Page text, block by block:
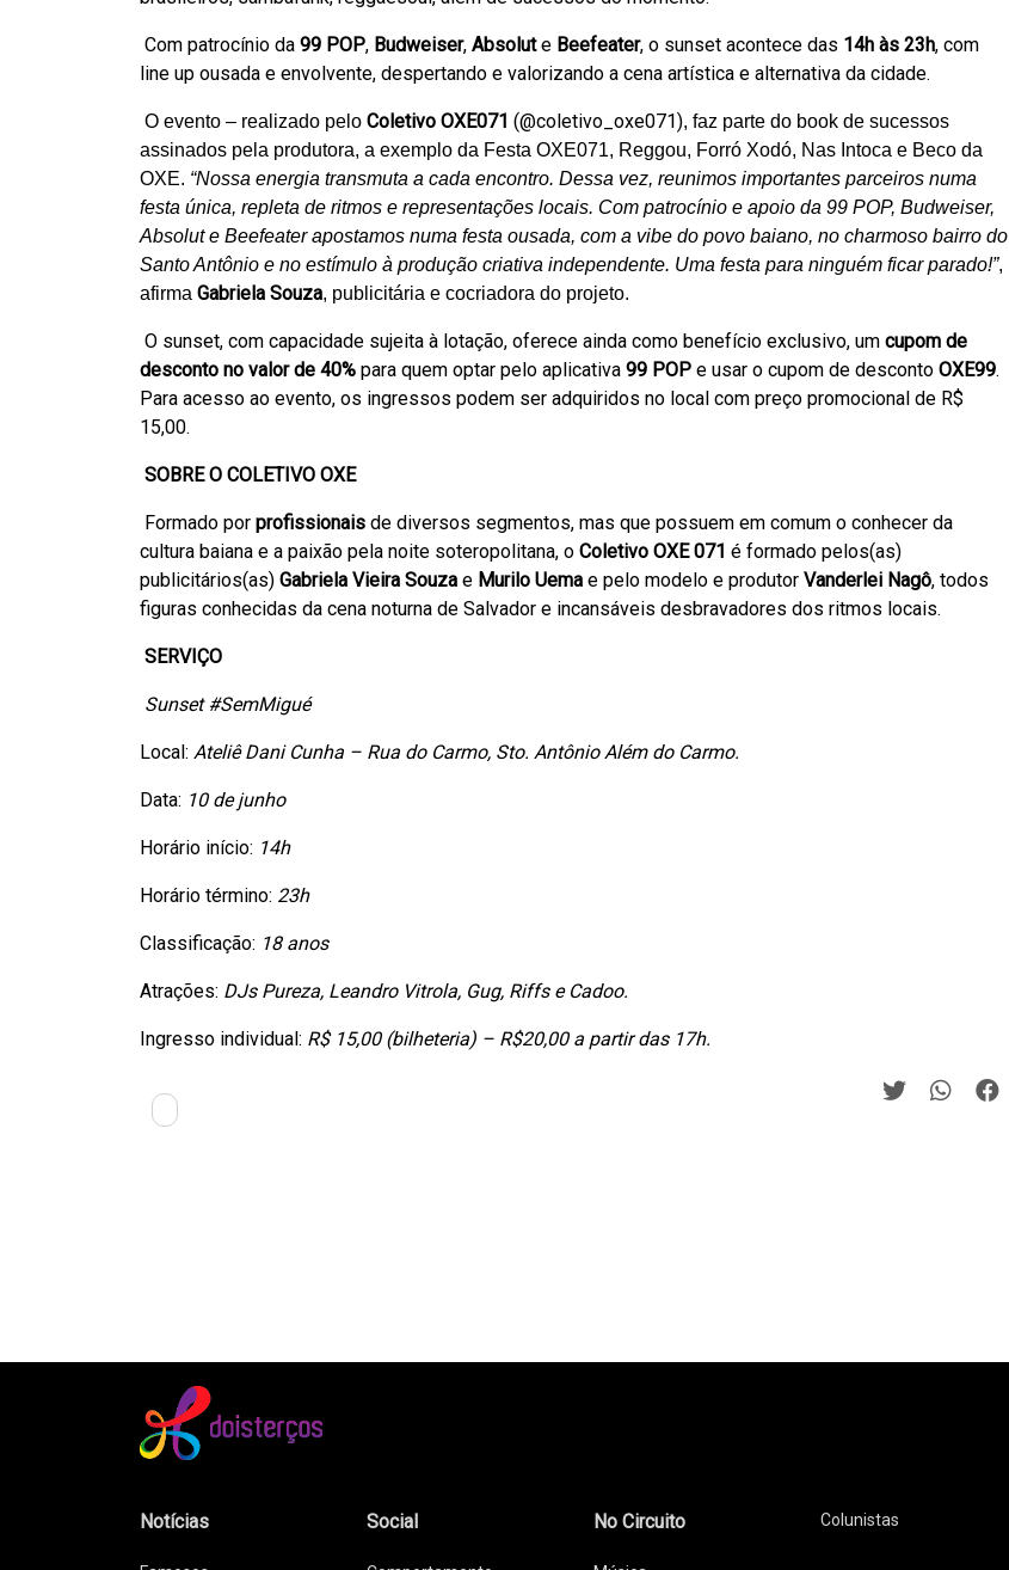
Com patrocínio da 99 POP, Budweiser, Absolute Beefeater, o sunset acontece das 14h às 23h, com
line up ousada e envolvente, despertando e valorizando a cena artística e alternativa da cidade.
O evento – realizado pelo Coletivo OXE071 (@coletivo_oxe071), faz parte do book de sucessos
assinados pela produtora, a exemplo da Festa OXE071, Reggou, Forró Xodó, Nas Intoca e Beco da
OXE. “Nossa energia transmuta a cada encontro. Dessa vez, reunimos importantes parceiros numa
festa única, repleta de ritmos e representações locais. Com patrocínio e apoio da 99 POP, Budweiser,
Absolut e Beefeater apostamos numa festa ousada, com a vibe do povo baiano, no charmoso bairro do
Santo Antônio e no estímulo à produção criativa independente. Uma festa para ninguém ficar parado!”,
afirma Gabriela Souza, publicitária e cocriadora do projeto.
O sunset, com capacidade sujeita à lotação, oferece ainda como benefício exclusivo, um cupom de
desconto no valor de 40% para quem optar pelo aplicativa 99 POP e usar o cupom de desconto OXE99.
Para acesso ao evento, os ingressos podem ser adquiridos no local com preço promocional de R$
15,00.
SOBRE O COLETIVO OXE
Formado por profissionais de diversos segmentos, mas que possuem em comum o conhecer da
cultura baiana e a paixão pela noite soteropolitana, o Coletivo OXE 071 é formado pelos(as)
publicitários(as) Gabriela Vieira Souza e Murilo Uema e pelo modelo e produtor Vanderlei Nagô, todos
figuras conhecidas da cena noturna de Salvador e incansáveis desbravadores dos ritmos locais.
SERVIÇO
Sunset #SemMigué
Local: Ateliê Dani Cunha – Rua do Carmo, Sto. Antônio Além do Carmo.
Data: 10 de junho
Horário início: 14h
Horário término: 23h
Classificação: 18 anos
Atrações: DJs Pureza, Leandro Vitrola, Gug, Riffs e Cadoo.
Ingresso individual: R$ 15,00 (bilheteria) – R$20,00 a partir das 17h.
Notícias Social No Circuito Colunistas